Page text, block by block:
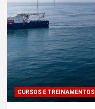
CURSOS E TREINAMENTOS